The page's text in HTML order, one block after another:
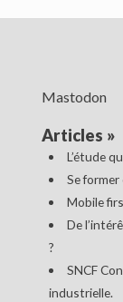
Mastodon
Articles »
L’étude
Se former
Mobile
De
?
SNCF
industrielle.